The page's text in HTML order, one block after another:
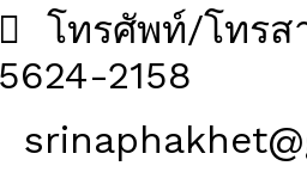
โทรศัพท์/โทรส
2158